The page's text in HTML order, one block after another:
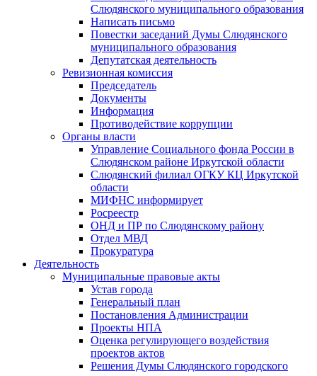
Слюдянского муниципального образования
Написать письмо
Повестки заседаний Думы Слюдянского
муниципального образования
Депутатская деятельность
Ревизионная комиссия
Председатель
Документы
Информация
Противодействие коррупции
Органы власти
Управление Социального фонда России в
Слюдянском районе Иркутской области
Слюдянский филиал ОГКУ КЦ Иркутской
области
МИФНС информирует
Росреестр
ОНД и ПР по Слюдянскому району
Отдел МВД
Прокуратура
Деятельность
Муниципальные правовые акты
Устав города
Генеральный план
Постановления Администрации
Проекты НПА
Оценка регулирующего воздействия
проектов актов
Решения Думы Слюдянского городского